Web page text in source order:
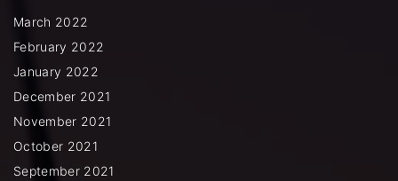
k
March 2022
February 2022
January 2022
December 2021
November 2021
October 2021
September 2021